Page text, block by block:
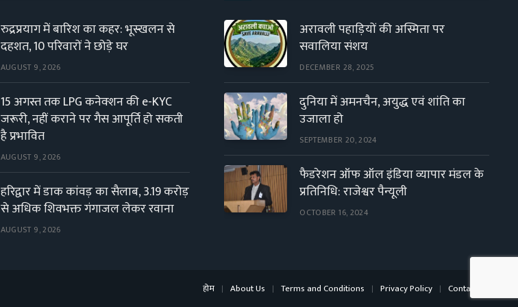
रुद्रप्रयाग में बारिश का कहर: भूस्खलन से
दहशत, 10 परिवारों ने छोड़े घर
AUGUST 9, 2026
15 अगस्त तक LPG कनेक्शन की e-KYC
जरूरी, नहीं कराने पर गैस आपूर्ति हो सकती
है प्रभावित
AUGUST 9, 2026
हरिद्वार में डाक कांवड़ का सैलाब, 3.19 करोड़
से अधिक शिवभक्त गंगाजल लेकर रवाना
AUGUST 9, 2026
अरावली पहाड़ियों की अस्मिता पर
सवालिया संशय
DECEMBER 28, 2025
दुनिया में अमनचैन, अयुद्ध एवं शांति का
उजाला हो
SEPTEMBER 20, 2024
फैडरेशन ऑफ ऑल इंडिया व्यापार मंडल के
प्रतिनिधि: राजेश्वर पैन्यूली
OCTOBER 16, 2024
होम About Us Terms and Conditions Privacy Policy Contact Us